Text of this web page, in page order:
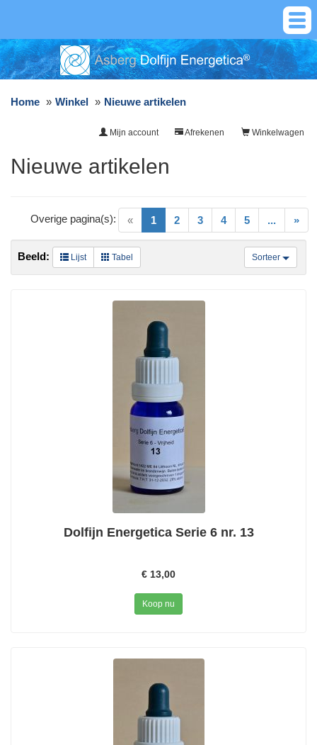
Home Winkel Nieuwe artikelen
Winkelwagen
Afrekenen
Mijn account
Nieuwe artikelen
« 1 (current)
2 3 4 5 ... »
Overige pagina(s):
Sorteer
Beeld: Lijst Tabel
Dolfijn Energetica Serie 6 nr. 13
€ 13,00
Koop nu